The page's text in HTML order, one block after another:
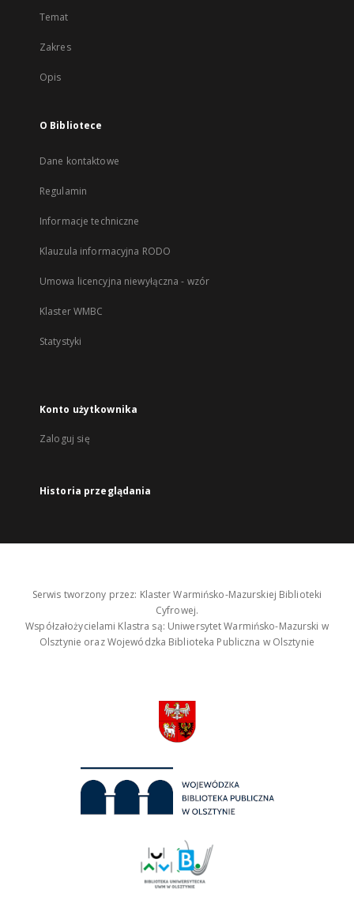
Temat
Zakres
Opis
O Bibliotece
Dane kontaktowe
Regulamin
Informacje techniczne
Klauzula informacyjna RODO
Umowa licencyjna niewyłączna - wzór
Klaster WMBC
Statystyki
Konto użytkownika
Zaloguj się
Historia przeglądania
Serwis tworzony przez: Klaster Warmińsko-Mazurskiej Biblioteki
Cyfrowej.
Współzałożycielami Klastra są: Uniwersytet Warmińsko-Mazurski w
Olsztynie oraz Wojewódzka Biblioteka Publiczna w Olsztynie